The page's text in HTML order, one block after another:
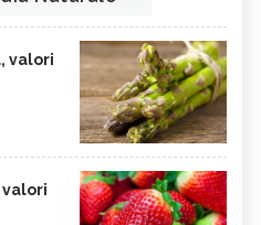
valori
valori